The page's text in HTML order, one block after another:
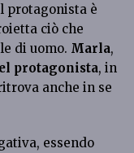
protagonista è
ciò che
di uomo. Marla,
protagonista, in
anche in se
essendo